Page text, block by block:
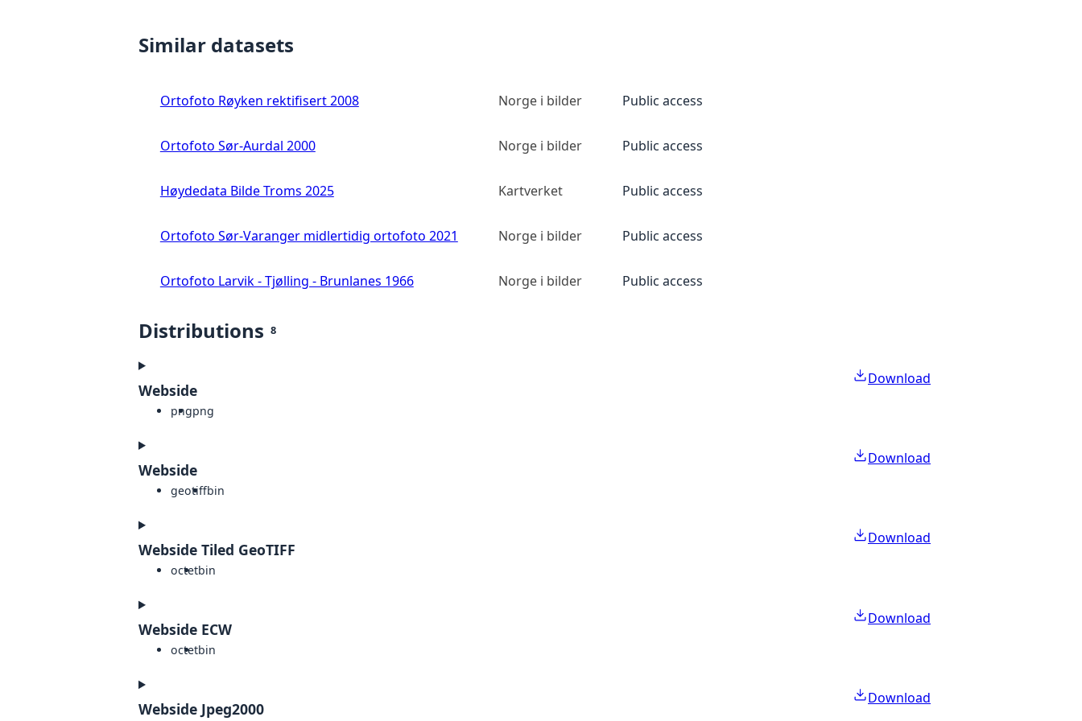
Similar datasets
Ortofoto Røyken rektifisert 2008 Norge i bilder Public access
Ortofoto Sør-Aurdal 2000 Norge i bilder Public access
Høydedata Bilde Troms 2025 Kartverket Public access
Ortofoto Sør-Varanger midlertidig ortofoto 2021 Norge i bilder Public access
Ortofoto Larvik - Tjølling - Brunlanes 1966 Norge i bilder Public access
Distributions 8
Webside
pngpng
Download
Webside
geotiffbin
Download
Webside Tiled GeoTIFF
octetbin
Download
Webside ECW
octetbin
Download
Webside Jpeg2000
Download